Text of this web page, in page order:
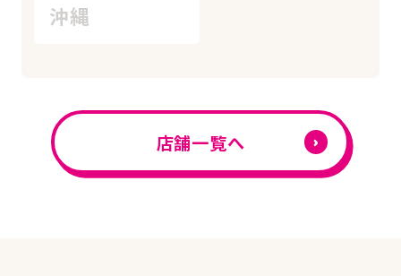
沖縄
店舗一覧へ